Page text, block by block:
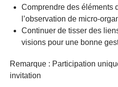
Comprendre des éléments
l’observation de micro-
Continuer de tisser des
visions pour une bonne
Remarque : Participation
invitation